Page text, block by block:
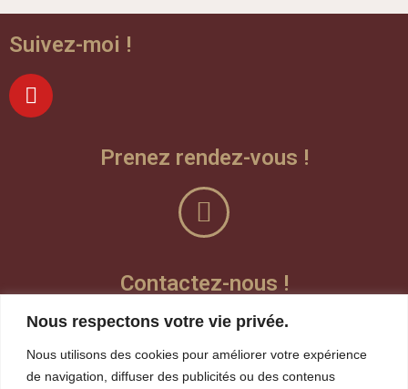
Nous respectons votre vie privée.
Nous utilisons des cookies pour améliorer votre expérience
de navigation, diffuser des publicités ou des contenus
Suivez-moi !
Prenez rendez-vous !
Contactez-nous !
Laisser un message vocal
Teams